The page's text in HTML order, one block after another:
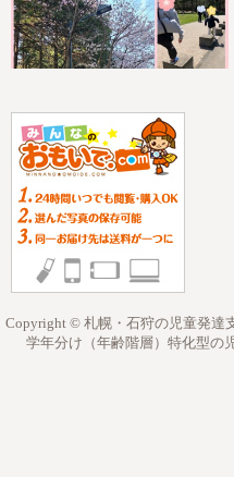
Copyright © 札幌・石狩の児童発達
学年分け（年齢階層）特化型の